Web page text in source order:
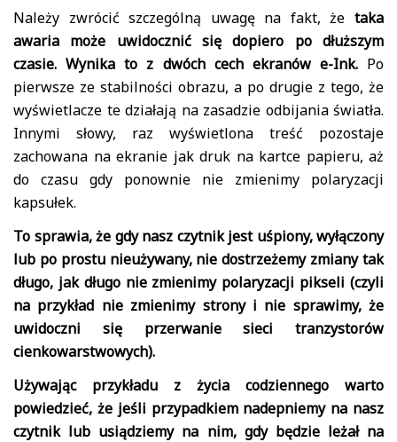
Należy zwrócić szczególną uwagę na fakt, że taka
awaria może uwidocznić się dopiero po dłuższym
czasie. Wynika to z dwóch cech ekranów e-Ink.Po
pierwsze ze stabilności obrazu, a po drugie z tego, że
wyświetlacze te działają na zasadzie odbijania światła.
Innymi słowy, raz wyświetlona treść pozostaje
zachowana na ekranie jak druk na kartce papieru, aż
do czasu gdy ponownie nie zmienimy polaryzacji
kapsułek.
To sprawia, że gdy nasz czytnik jest uśpiony, wyłączony
lub po prostu nieużywany, nie dostrzeżemy zmiany tak
długo, jak długo nie zmienimy polaryzacji pikseli (czyli
na przykład nie zmienimy strony i nie sprawimy, że
uwidoczni się przerwanie sieci tranzystorów
cienkowarstwowych).
Używając przykładu z życia codziennego warto
powiedzieć, że jeśli przypadkiem nadepniemy na nasz
czytnik lub usiądziemy na nim, gdy będzie leżał na